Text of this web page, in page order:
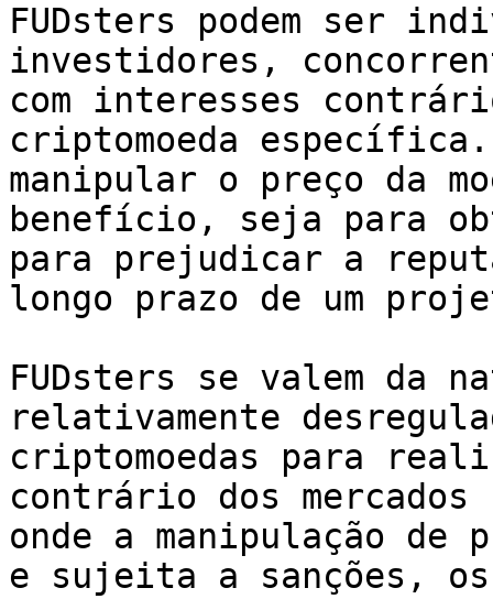
FUDsters podem ser
investidores,
com interesses
criptomoeda
manipular o preço da
benefício, seja para
para prejudicar a
longo prazo de um
FUDsters se valem da
relativamente
criptomoedas para
contrário dos
onde a manipulação
e sujeita a sanções, os